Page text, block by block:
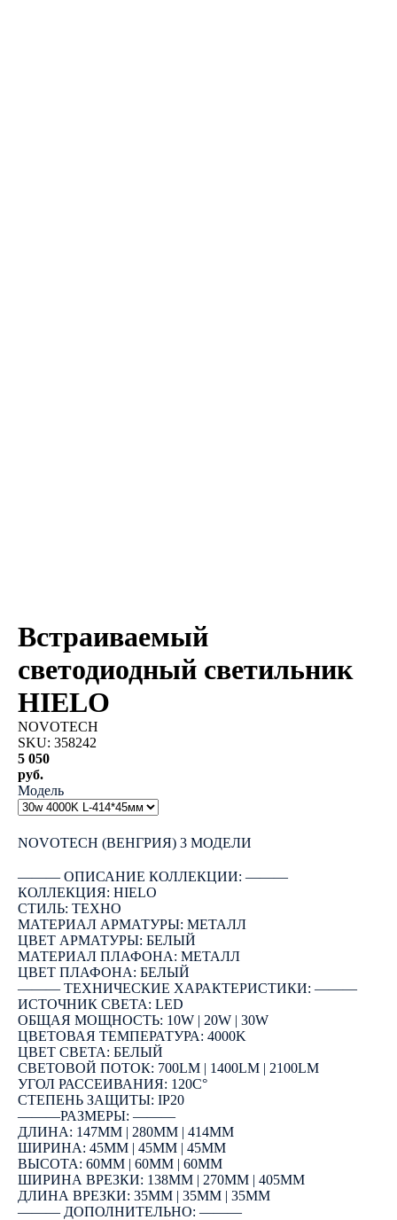
Встраиваемый
светодиодный светильник
HIELO
NOVOTECH
SKU: 358242
5 050
руб.
Модель
NOVOTECH (ВЕНГРИЯ) 3 МОДЕЛИ
――― ОПИСАНИЕ КОЛЛЕКЦИИ: ―――
КОЛЛЕКЦИЯ: HIELO
СТИЛЬ: ТЕХНО
МАТЕРИАЛ АРМАТУРЫ: МЕТАЛЛ
ЦВЕТ АРМАТУРЫ: БЕЛЫЙ
МАТЕРИАЛ ПЛАФОНА: МЕТАЛЛ
ЦВЕТ ПЛАФОНА: БЕЛЫЙ
――― ТЕХНИЧЕСКИЕ ХАРАКТЕРИСТИКИ: ―――
ИСТОЧНИК СВЕТА: LED
ОБЩАЯ МОЩНОСТЬ: 10W | 20W | 30W
ЦВЕТОВАЯ ТЕМПЕРАТУРА: 4000K
ЦВЕТ СВЕТА: БЕЛЫЙ
СВЕТОВОЙ ПОТОК: 700LM | 1400LM | 2100LM
УГОЛ РАССЕИВАНИЯ: 120C°
СТЕПЕНЬ ЗАЩИТЫ: IP20
―――РАЗМЕРЫ: ―――
ДЛИНА: 147ММ | 280ММ | 414ММ
ШИРИНА: 45ММ | 45ММ | 45ММ
ВЫСОТА: 60ММ | 60ММ | 60ММ
ШИРИНА ВРЕЗКИ: 138ММ | 270ММ | 405ММ
ДЛИНА ВРЕЗКИ: 35ММ | 35ММ | 35ММ
――― ДОПОЛНИТЕЛЬНО: ―――